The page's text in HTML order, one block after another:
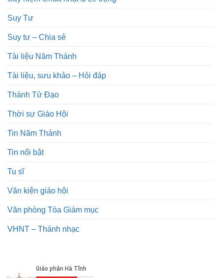
Suy Tư
Suy tư – Chia sẻ
Tài liệu Năm Thánh
Tài liệu, sưu khảo – Hỏi đáp
Thánh Tử Đạo
Thời sự Giáo Hội
Tin Năm Thánh
Tin nổi bật
Tu sĩ
Văn kiện giáo hội
Văn phòng Tòa Giám mục
VHNT – Thánh nhạc